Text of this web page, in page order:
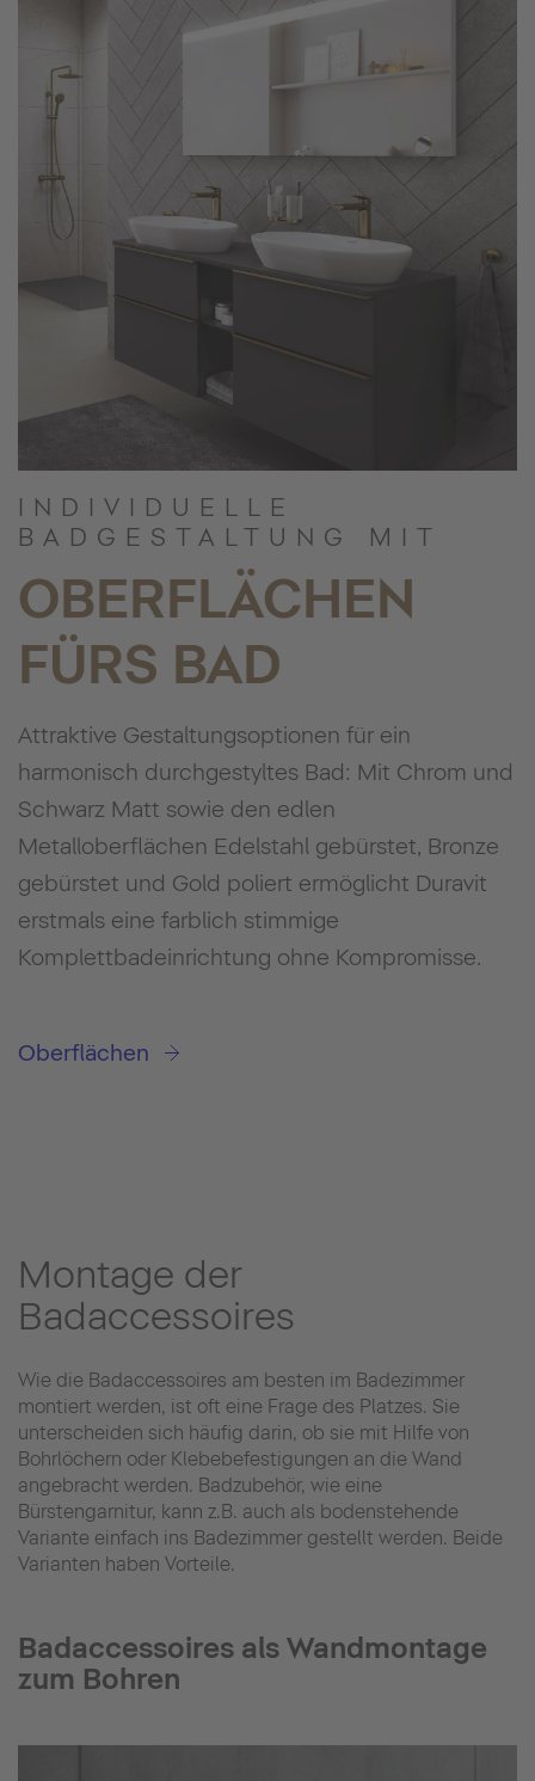
INDIVIDUELLE
BADGESTALTUNG MIT
OBERFLÄCHEN
FÜRS BAD
Attraktive Gestaltungsoptionen für ein
harmonisch durchgestyltes Bad: Mit Chrom und
Schwarz Matt sowie den edlen
Metalloberflächen Edelstahl gebürstet, Bronze
gebürstet und Gold poliert ermöglicht Duravit
erstmals eine farblich stimmige
Komplettbadeinrichtung ohne Kompromisse.
Oberflächen
Montage der
Badaccessoires
Wie die Badaccessoires am besten im Badezimmer
montiert werden, ist oft eine Frage des Platzes. Sie
unterscheiden sich häufig darin, ob sie mit Hilfe von
Bohrlöchern oder Klebebefestigungen an die Wand
angebracht werden. Badzubehör, wie eine
Bürstengarnitur, kann z.B. auch als bodenstehende
Variante einfach ins Badezimmer gestellt werden. Beide
Varianten haben Vorteile.
Badaccessoires als Wandmontage
zum Bohren